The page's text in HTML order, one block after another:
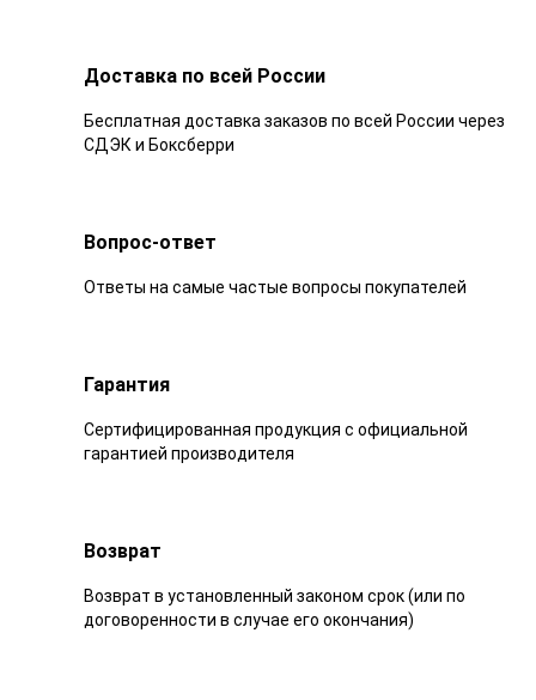
Доставка по всей России
Бесплатная доставка заказов по всей России через
СДЭК и Боксберри
Вопрос-ответ
Ответы на самые частые вопросы покупателей
Гарантия
Сертифицированная продукция с официальной
гарантией производителя
Возврат
Возврат в установленный законом срок (или по
договоренности в случае его окончания)